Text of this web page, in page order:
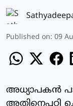
Published on: 09
അധ്യാപകന്‍